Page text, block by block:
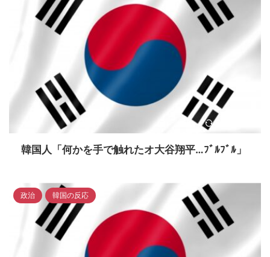
2024/5/6
韓国人「何かを手で触れたオ大谷翔平…ﾌﾞﾙﾌﾞﾙ」
政治 韓国の反応